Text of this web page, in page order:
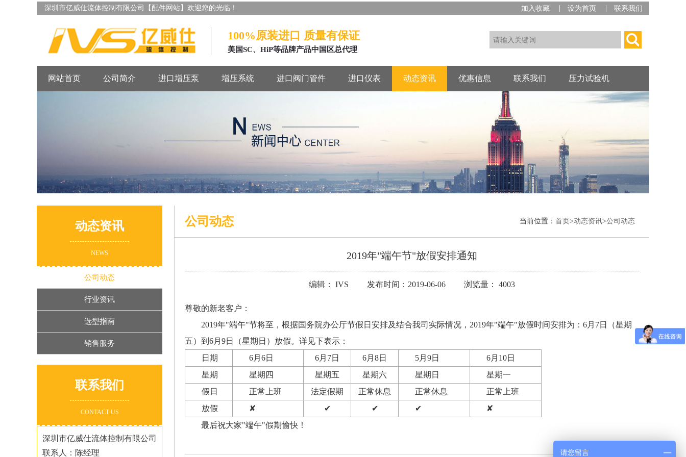
深圳市亿威仕流体控制有限公司【配件网站】欢迎您的光临！ 加入收藏 | 设为首页 | 联系我们
100%原装进口 质量有保证
美国SC、HiP等品牌产品中国区总代理
网站首页 公司简介 进口增压泵 增压系统 进口阀门管件 进口仪表 动态资讯 优惠信息 联系我们 压力试验机
动态资讯
NEWS
公司动态
行业资讯
选型指南
销售服务
联系我们
CONTACT US
深圳市亿威仕流体控制有限公司
联系人：陈经理
公司动态 当前位置： 首页 >动态资讯>公司动态
2019年"端午节"放假安排通知
编辑： IVS 发布时间：2019-06-06 浏览量： 4003
尊敬的新老客户：
2019年"端午"节将至，根据国务院办公厅节假日安排及结合我司实际情况，2019年"端午"放假时间安排为：6月7日（星期
五）到6月9日（星期日）放假。详见下表示：
日期
6月6日 6月7日 6月8日 5月9日
6月10日
星期
星期四 星期五 星期六 星期日
星期一
假日
正常上班 法定假期 正常休息 正常休息
正常上班
放假
✘ ✔ ✔ ✔
✘
最后祝大家"端午"假期愉快！
请您留言